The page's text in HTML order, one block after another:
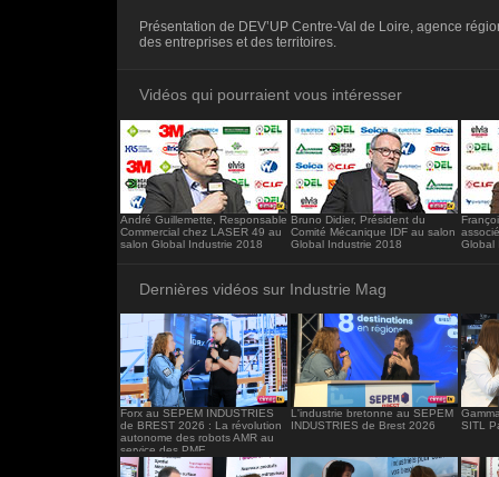
frameborder="0"></iframe>
Présentation de DEV’UP Centre-Val de Loire, agence
des entreprises et des territoires.
Vidéos qui pourraient vous intéresser
André Guillemette, Responsable
Commercial chez LASER 49 au
salon Global Industrie 2018
Bruno Didier, Président du
Comité Mécanique IDF au salon
Global Industrie 2018
Global
Dernières vidéos sur Industrie Mag
Forx au SEPEM INDUSTRIES
de BREST 2026 : La révolution
autonome des robots AMR au
service des PME
L'industrie bretonne au SEPEM
INDUSTRIES de Brest 2026
SITL